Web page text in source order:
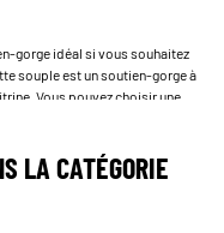
gorge idéal si vous souhaitez
souple est un soutien-gorge à
Vous pouvez choisir une
pour exprimer votre style
LA CATÉGORIE